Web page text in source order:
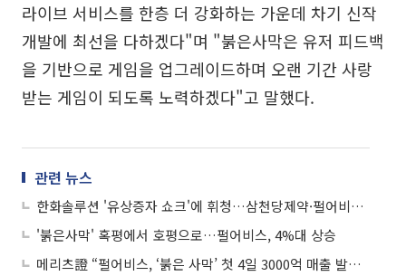
라이브 서비스를 한층 더 강화하는 가운데 차기 신작
개발에 최선을 다하겠다"며 "붉은사막은 유저 피드백
을 기반으로 게임을 업그레이드하며 오랜 기간 사랑
받는 게임이 되도록 노력하겠다"고 말했다.
관련 뉴스
한화솔루션 '유상증자 쇼크'에 휘청…삼천당제약·펄어비스 '개별 호재'로 관심도↑
'붉은사막' 혹평에서 호평으로…펄어비스, 4%대 상승
메리츠證 “펄어비스, ‘붉은 사막’ 첫 4일 3000억 매출 발생⋯이달 내 400만 장 달성 유력”